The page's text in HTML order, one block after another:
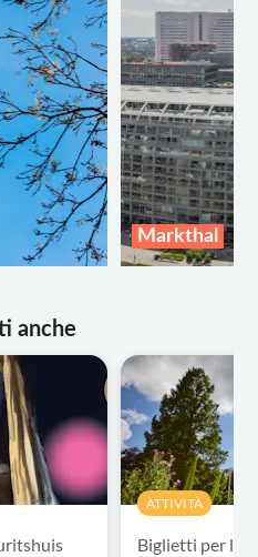
Markthal
anche
ATTIVITÀ
Biglietti per la